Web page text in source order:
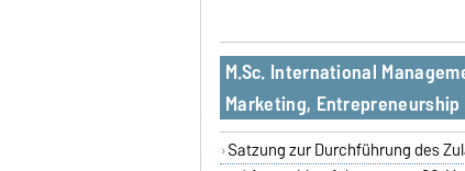
M.Sc. International
Marketing, Entrepreneurship
Satzung zur Durchführung des